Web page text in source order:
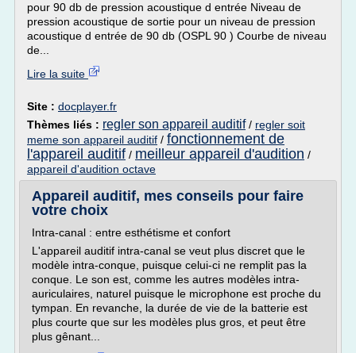
pour 90 db de pression acoustique d entrée Niveau de
pression acoustique de sortie pour un niveau de pression
acoustique d entrée de 90 db (OSPL 90 ) Courbe de niveau
de...
Lire la suite
Site : docplayer.fr
Thèmes liés : regler son appareil auditif/ regler soit
meme son appareil auditif / fonctionnement de
l'appareil auditif / meilleur appareil d'audition /
appareil d'audition octave
Appareil auditif, mes conseils pour faire
votre choix
Intra-canal : entre esthétisme et confort
L'appareil auditif intra-canal se veut plus discret que le
modèle intra-conque, puisque celui-ci ne remplit pas la
conque. Le son est, comme les autres modèles intra-
auriculaires, naturel puisque le microphone est proche du
tympan. En revanche, la durée de vie de la batterie est
plus courte que sur les modèles plus gros, et peut être
plus gênant...